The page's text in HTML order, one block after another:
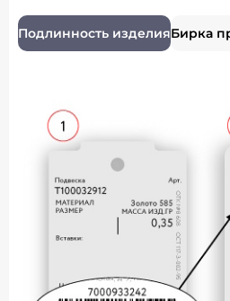
Подлинность изделияБирка